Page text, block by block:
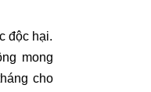
độc hại.
mong
cho